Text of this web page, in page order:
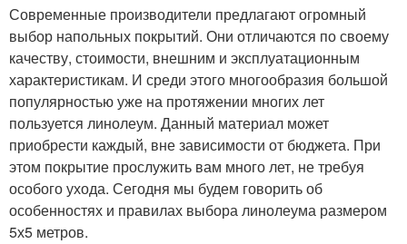
Современные производители предлагают огромный
выбор напольных покрытий. Они отличаются по своему
качеству, стоимости, внешним и эксплуатационным
характеристикам. И среди этого многообразия большой
популярностью уже на протяжении многих лет
пользуется линолеум. Данный материал может
приобрести каждый, вне зависимости от бюджета. При
этом покрытие прослужить вам много лет, не требуя
особого ухода. Сегодня мы будем говорить об
особенностях и правилах выбора линолеума размером
5х5 метров.